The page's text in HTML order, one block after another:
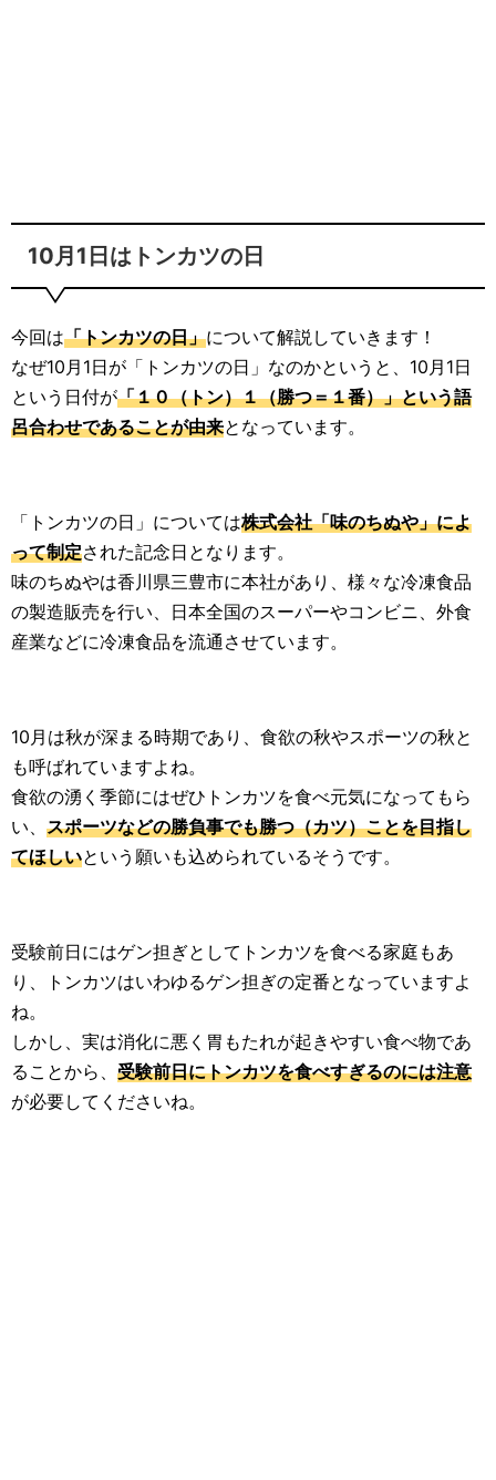
10月1日はトンカツの日
今回は「トンカツの日」について解説していきます！
なぜ10月1日が「トンカツの日」なのかというと、10月1日
という日付が「１０（トン）１（勝つ＝１番）」という語
呂合わせであることが由来となっています。
「トンカツの日」については株式会社「味のちぬや」によ
って制定された記念日となります。
味のちぬやは香川県三豊市に本社があり、様々な冷凍食品
の製造販売を行い、日本全国のスーパーやコンビニ、外食
産業などに冷凍食品を流通させています。
10月は秋が深まる時期であり、食欲の秋やスポーツの秋と
も呼ばれていますよね。
食欲の湧く季節にはぜひトンカツを食べ元気になってもら
い、 スポーツなどの勝負事でも勝つ（カツ）ことを目指し
てほしいという願いも込められているそうです。
受験前日にはゲン担ぎとしてトンカツを食べる家庭もあ
り、トンカツはいわゆるゲン担ぎの定番となっていますよ
ね。
しかし、実は消化に悪く胃もたれが起きやすい食べ物であ
ることから、 受験前日にトンカツを食べすぎるのには注意
が必要してくださいね。